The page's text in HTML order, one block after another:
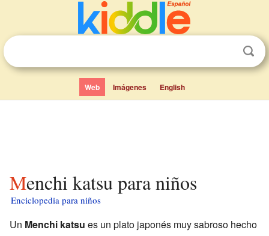
Web Imágenes English
Menchi katsu para niños
Enciclopedia para niños
Un Menchi katsu es un plato japonés muy sabroso hecho